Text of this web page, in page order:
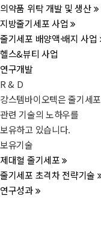
의약품 위탁 개발 및 생산
지방줄기세포 사업
줄기세포 배양액·배지 사업
헬스&뷰티 사업
연구개발
R & D
강스템바이오텍은 줄기세포
관련 기술의 노하우를
보유하고 있습니다.
보유기술
제대혈 줄기세포
줄기세포 초격차 전략기술
연구성과